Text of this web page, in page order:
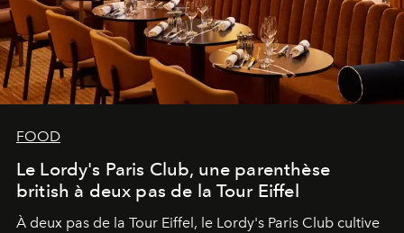
FOOD
Le Lordy's Paris Club, une parenthèse
british à deux pas de la Tour Eiffel
À deux pas de la Tour Eiffel, le Lordy's Paris Club cultive